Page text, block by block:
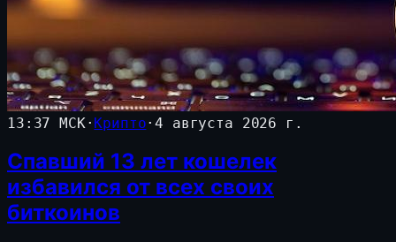
13:37 МСК · Крипто·4 августа 2026 г.
Спавший 13 лет кошелек
избавился от всех своих
биткоинов